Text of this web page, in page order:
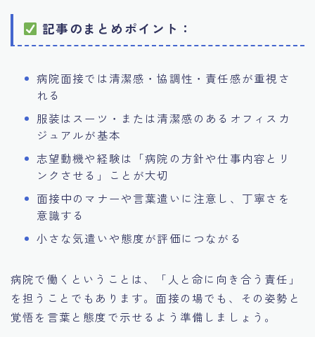
記事のまとめポイント：
病院面接では清潔感・協調性・責任感が重視さ
れる
服装はスーツ・または清潔感のあるオフィスカ
ジュアルが基本
志望動機や経験は「病院の方針や仕事内容とリ
ンクさせる」ことが大切
面接中のマナーや言葉遣いに注意し、丁寧さを
意識する
小さな気遣いや態度が評価につながる
病院で働くということは、「人と命に向き合う責任」
を担うことでもあります。面接の場でも、その姿勢と
覚悟を言葉と態度で示せるよう準備しましょう。